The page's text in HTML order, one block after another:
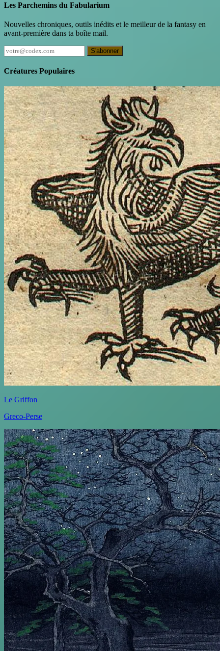
Les Parchemins du Fabularium
Nouvelles chroniques, outils inédits et le meilleur de la fantasy en
avant-première dans ta boîte mail.
S'abonner
Créatures Populaires
Le Griffon
Greco-Perse